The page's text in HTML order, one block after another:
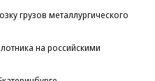
грузов металлургического
на российскими